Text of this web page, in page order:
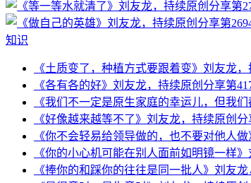
知识
《土质变了，种植方式要跟着变》刘友龙
《各有各的好》刘友龙，持续原创分享第
《我们不一定是原生家庭的幸运儿，但我
《好像越来越等不了》刘友龙，持续原创分
《你不会轻易给领导做的，也不要对他人
《你的小心机可能在别人面前如明镜一样
《捧你的和踩你的往往是同一批人》刘友